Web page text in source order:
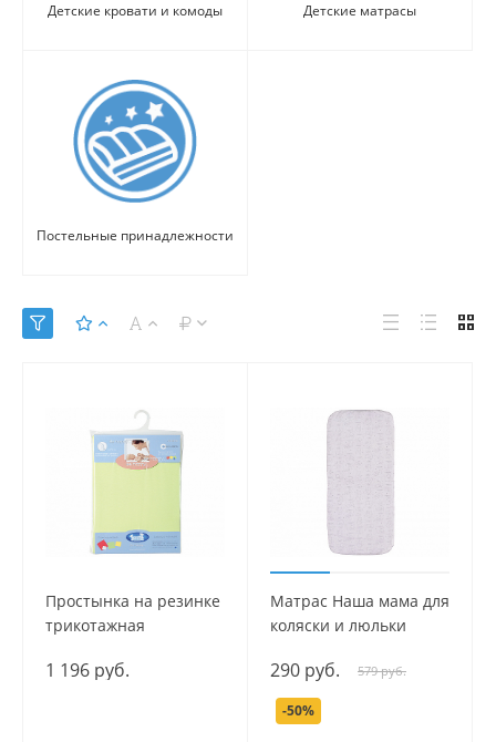
Детские кровати и комоды Детские матрасы
Постельные принадлежности
Простынка на резинке
трикотажная
1 196 руб.
Матрас Наша мама для
коляски и люльки
290 руб. 579 руб.
-50%